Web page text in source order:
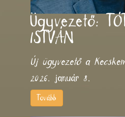
Ügyvezető:
ISTVÁN
Új ügyvezető a
2026. január 8.
Tovább